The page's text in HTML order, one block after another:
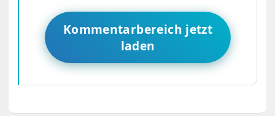
Kommentarbereich jetzt
laden